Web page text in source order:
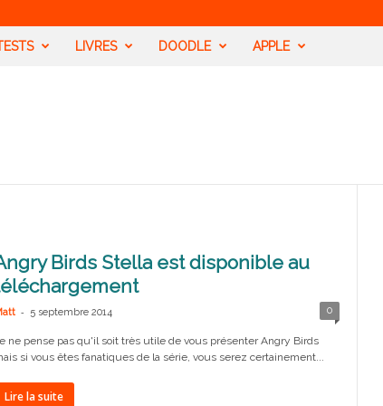
LIVRES DOODLE APPLE
Birds Stella est disponible au
- 5 septembre 2014 0
ne pense pas qu'il soit très utile de vous présenter Angry Birds
si vous êtes fanatiques de la série, vous serez certainement...
Lire la suite